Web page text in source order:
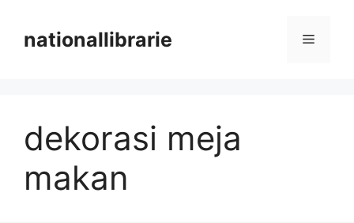
contentnationallibrarie Menu
dekorasi meja
makan